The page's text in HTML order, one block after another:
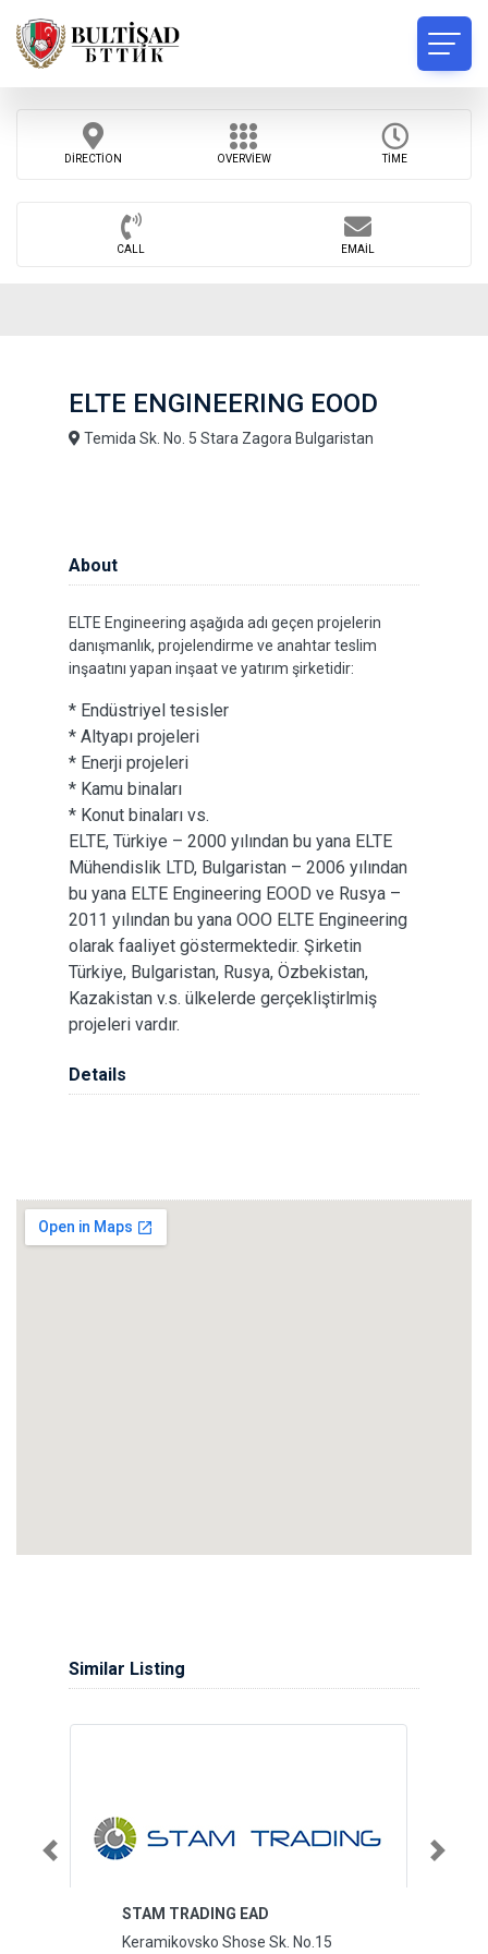
DIRECTION OVERVIEW TIME
CALL EMAIL
ELTE ENGINEERING EOOD
Temida Sk. No. 5 Stara Zagora Bulgaristan
About
ELTE Engineering aşağıda adı geçen projelerin
danışmanlık, projelendirme ve anahtar teslim
inşaatını yapan inşaat ve yatırım şirketidir:
* Endüstriyel tesisler
* Altyapı projeleri
* Enerji projeleri
* Kamu binaları
* Konut binaları vs.
ELTE, Türkiye – 2000 yılından bu yana ELTE
Mühendislik LTD, Bulgaristan – 2006 yılından
bu yana ELTE Engineering EOOD ve Rusya –
2011 yılından bu yana OOO ELTE Engineering
olarak faaliyet göstermektedir. Şirketin
Türkiye, Bulgaristan, Rusya, Özbekistan,
Kazakistan v.s. ülkelerde gerçekliştirlmiş
projeleri vardır.
Details
Similar Listing
STAM TRADING EAD
Keramikovsko Shose Sk. No.15
Previous Next